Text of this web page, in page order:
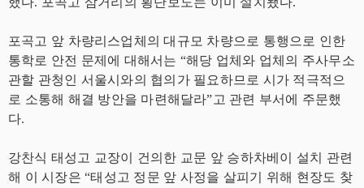
포곡고 앞 차량리스업체의 대규모 차량으로 통행으로 인한
통학로 안전 문제에 대해서는 “해당 업체와 업체의 주사무소
관할 관청인 서울시와의 협의가 필요하므로 시가 적극적으
로 소통해 해결 방안을 마련해달라”고 관련 부서에 주문했
다.
강찬식 태성고 교장이 건의한 교문 앞 승하차베이 설치 관련
해 이 시장은 “태성고 정문 앞 사정을 살피기 위해 현장도 찾